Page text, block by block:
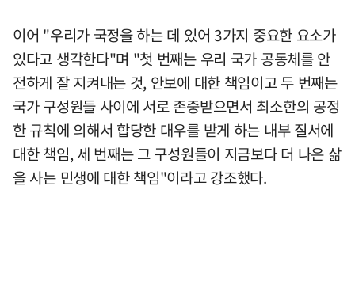
이어 "우리가 국정을 하는 데 있어 3가지 중요한 요소가
있다고 생각한다"며 "첫 번째는 우리 국가 공동체를 안
전하게 잘 지켜내는 것, 안보에 대한 책임이고 두 번째는
국가 구성원들 사이에 서로 존중받으면서 최소한의 공정
한 규칙에 의해서 합당한 대우를 받게 하는 내부 질서에
대한 책임, 세 번째는 그 구성원들이 지금보다 더 나은 삶
을 사는 민생에 대한 책임"이라고 강조했다.